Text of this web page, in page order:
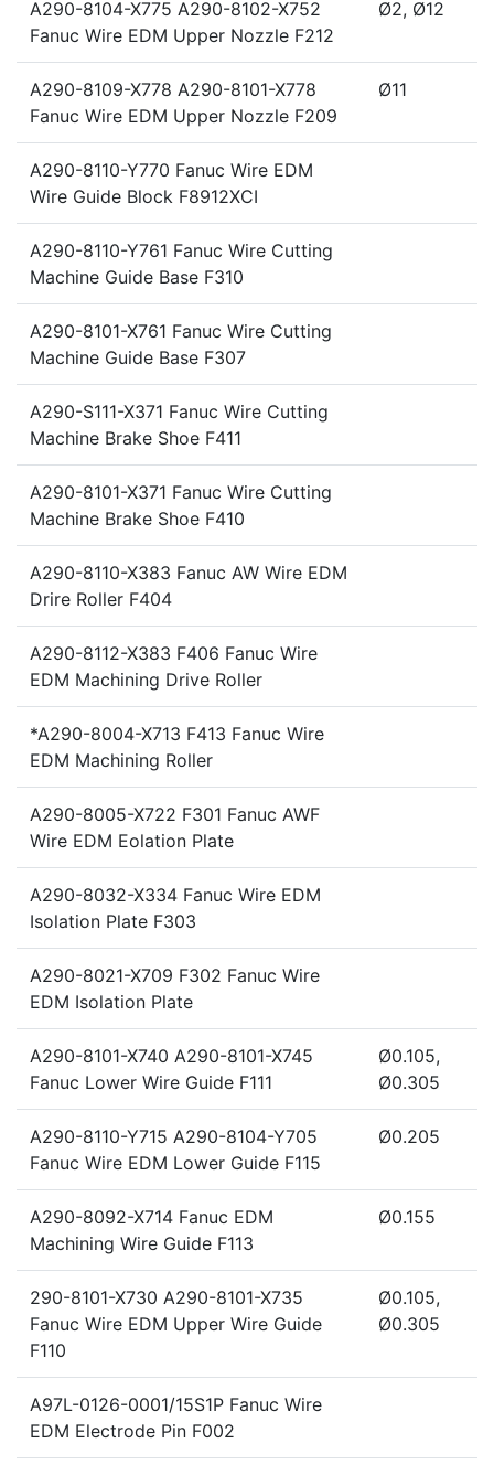
A290-8104-X775 A290-8102-X752
Fanuc Wire EDM Upper Nozzle F212
Ø2, Ø12
A290-8109-X778 A290-8101-X778
Fanuc Wire EDM Upper Nozzle F209
Ø11
A290-8110-Y770 Fanuc Wire EDM
Wire Guide Block F8912XCI
A290-8110-Y761 Fanuc Wire Cutting
Machine Guide Base F310
A290-8101-X761 Fanuc Wire Cutting
Machine Guide Base F307
A290-S111-X371 Fanuc Wire Cutting
Machine Brake Shoe F411
A290-8101-X371 Fanuc Wire Cutting
Machine Brake Shoe F410
A290-8110-X383 Fanuc AW Wire EDM
Drire Roller F404
A290-8112-X383 F406 Fanuc Wire
EDM Machining Drive Roller
*A290-8004-X713 F413 Fanuc Wire
EDM Machining Roller
A290-8005-X722 F301 Fanuc AWF
Wire EDM Eolation Plate
A290-8032-X334 Fanuc Wire EDM
Isolation Plate F303
A290-8021-X709 F302 Fanuc Wire
EDM Isolation Plate
A290-8101-X740 A290-8101-X745
Fanuc Lower Wire Guide F111
Ø0.105,
Ø0.305
A290-8110-Y715 A290-8104-Y705
Fanuc Wire EDM Lower Guide F115
Ø0.205
A290-8092-X714 Fanuc EDM
Machining Wire Guide F113
Ø0.155
290-8101-X730 A290-8101-X735
Fanuc Wire EDM Upper Wire Guide
F110
Ø0.105,
Ø0.305
A97L-0126-0001/15S1P Fanuc Wire
EDM Electrode Pin F002